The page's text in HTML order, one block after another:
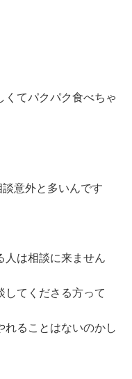
てパクパク食べちゃ
意外と多いんです
人は相談に来ません
してくださる方って
ることはないのかし